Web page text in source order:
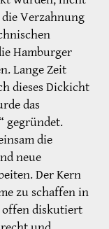
Verzahnung
Hamburger
Lange Zeit
dieses Dickicht
das
gegründet.
die
neue
Der Kern
zu schaffen in
offen diskutiert